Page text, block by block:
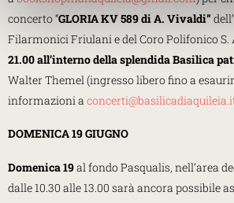
concerto “GLORIA KV 589 di A. Vivaldi”
Filarmonici Friulani e del Coro Polifonico S.
21.00 all’interno della splendida Basilica
Walter Themel (ingresso libero fino a
informazioni a
DOMENICA 19 GIUGNO
Domenica 19al fondo Pasqualis, nell’area
dalle 10.30 alle 13.00 sarà ancora possibile